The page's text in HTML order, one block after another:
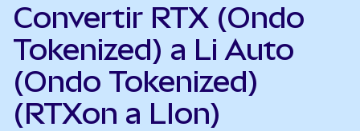
Convertir RTX (Ondo
Tokenized) a Li Auto
(Ondo Tokenized)
(RTXon a LIon)